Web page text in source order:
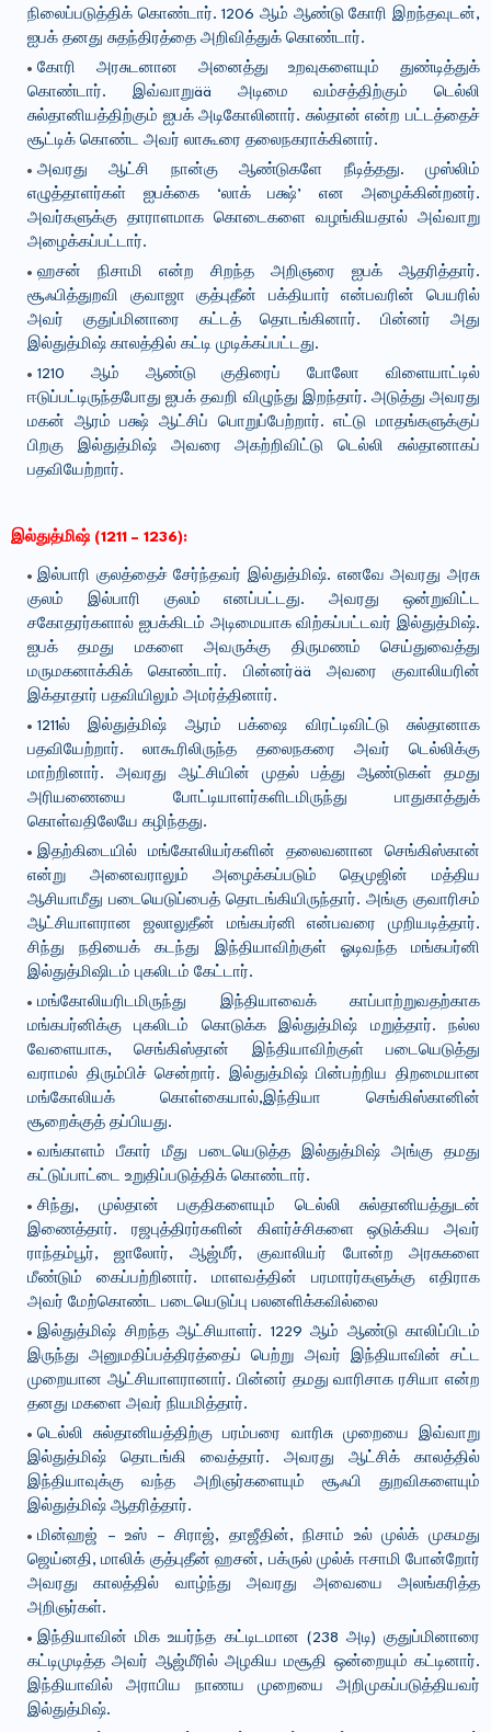
நிலைப்படுத்திக் கொண்டார். 1206 ஆம் ஆண்டு கோரி இறந்தவுடன்,
ஐபக் தனது சுதந்திரத்தை அறிவித்துக் கொண்டார்.
கோரி அரசுடனான அனைத்து உறவுகளையும் துண்டித்துக்
கொண்டார். இவ்வாறுää அடிமை வம்சத்திற்கும் டெல்லி
சுல்தானியத்திற்கும் ஐபக் அடிகோலினார். சுல்தான் என்ற பட்டத்தைச்
சூட்டிக் கொண்ட அவர் லாகூரை தலைநகராக்கினார்.
அவரது ஆட்சி நான்கு ஆண்டுகளே நீடித்தது. முஸ்லிம்
எழுத்தாளர்கள் ஐபக்கை ‘லாக் பக்ஷ்’ என அழைக்கின்றனர்.
அவர்களுக்கு தாராளமாக கொடைகளை வழங்கியதால் அவ்வாறு
அழைக்கப்பட்டார்.
ஹசன் நிசாமி என்ற சிறந்த அறிஞரை ஐபக் ஆதரித்தார்.
சூஃபித்துறவி குவாஜா குத்புதீன் பக்தியார் என்பவரின் பெயரில்
அவர் குதுப்மினாரை கட்டத் தொடங்கினார். பின்னர் அது
இல்துத்மிஷ் காலத்தில் கட்டி முடிக்கப்பட்டது.
1210 ஆம் ஆண்டு குதிரைப் போலோ விளையாட்டில்
ஈடுப்பட்டிருந்தபோது ஐபக் தவறி விழுந்து இறந்தார். அடுத்து அவரது
மகன் ஆரம் பக்ஷ் ஆட்சிப் பொறுப்பேற்றார். எட்டு மாதங்களுக்குப்
பிறகு இல்துத்மிஷ் அவரை அகற்றிவிட்டு டெல்லி சுல்தானாகப்
பதவியேற்றார்.
இல்துத்மிஷ் (1211 – 1236):
இல்பாரி குலத்தைச் சேர்ந்தவர் இல்துத்மிஷ். எனவே அவரது அரசு
குலம் இல்பாரி குலம் எனப்பட்டது. அவரது ஒன்றுவிட்ட
சகோதரர்களால் ஐபக்கிடம் அடிமையாக விற்கப்பட்டவர் இல்துத்மிஷ்.
ஐபக் தமது மகளை அவருக்கு திருமணம் செய்துவைத்து
மருமகனாக்கிக் கொண்டார். பின்னர்ää அவரை குவாலியரின்
இக்தாதார் பதவியிலும் அமர்த்தினார்.
1211ல் இல்துத்மிஷ் ஆரம் பக்ஷை விரட்டிவிட்டு சுல்தானாக
பதவியேற்றார். லாகூரிலிருந்த தலைநகரை அவர் டெல்லிக்கு
மாற்றினார். அவரது ஆட்சியின் முதல் பத்து ஆண்டுகள் தமது
அரியணையை போட்டியாளர்களிடமிருந்து பாதுகாத்துக்
கொள்வதிலேயே கழிந்தது.
இதற்கிடையில் மங்கோலியர்களின் தலைவனான செங்கிஸ்கான்
என்று அனைவராலும் அழைக்கப்படும் தெமுஜின் மத்திய
ஆசியாமீது படையெடுப்பைத் தொடங்கியிருந்தார். அங்கு குவாரிசம்
ஆட்சியாளரான ஜலாலுதீன் மங்கபர்னி என்பவரை முறியடித்தார்.
சிந்து நதியைக் கடந்து இந்தியாவிற்குள் ஓடிவந்த மங்கபர்னி
இல்துத்மிஷிடம் புகலிடம் கேட்டார்.
மங்கோலியரிடமிருந்து இந்தியாவைக் காப்பாற்றுவதற்காக
மங்கபர்னிக்கு புகலிடம் கொடுக்க இல்துத்மிஷ் மறுத்தார். நல்ல
வேளையாக, செங்கிஸ்தான் இந்தியாவிற்குள் படையெடுத்து
வராமல் திரும்பிச் சென்றார். இல்துத்மிஷ் பின்பற்றிய திறமையான
மங்கோலியக் கொள்கையால்,இந்தியா செங்கிஸ்கானின்
சூறைக்குத் தப்பியது.
வங்காளம் பீகார் மீது படையெடுத்த இல்துத்மிஷ் அங்கு தமது
கட்டுப்பாட்டை உறுதிப்படுத்திக் கொண்டார்.
சிந்து, முல்தான் பகுதிகளையும் டெல்லி சுல்தானியத்துடன்
இணைத்தார். ரஜபுத்திரர்களின் கிளர்ச்சிகளை ஒடுக்கிய அவர்
ராந்தம்பூர், ஜாலோர், ஆஜ்மீர், குவாலியர் போன்ற அரசுகளை
மீண்டும் கைப்பற்றினார். மாளவத்தின் பரமாரர்களுக்கு எதிராக
அவர் மேற்கொண்ட படையெடுப்பு பலனளிக்கவில்லை
இல்துத்மிஷ் சிறந்த ஆட்சியாளர். 1229 ஆம் ஆண்டு காலிப்பிடம்
இருந்து அனுமதிப்பத்திரத்தைப் பெற்று அவர் இந்தியாவின் சட்ட
முறையான ஆட்சியாளரானார். பின்னர் தமது வாரிசாக ரசியா என்ற
தனது மகளை அவர் நியமித்தார்.
டெல்லி சுல்தானியத்திற்கு பரம்பரை வாரிசு முறையை இவ்வாறு
இல்துத்மிஷ் தொடங்கி வைத்தார். அவரது ஆட்சிக் காலத்தில்
இந்தியாவுக்கு வந்த அறிஞர்களையும் சூஃபி துறவிகளையும்
இல்துத்மிஷ் ஆதரித்தார்.
மின்ஹஜ் – உஸ் – சிராஜ், தாஜீதின், நிசாம் உல் முல்க் முகமது
ஜெய்னதி, மாலிக் குத்புதீன் ஹசன், பக்ருல் முல்க் ஈசாமி போன்றோர்
அவரது காலத்தில் வாழ்ந்து அவரது அவையை அலங்கரித்த
அறிஞர்கள்.
இந்தியாவின் மிக உயர்ந்த கட்டிடமான (238 அடி) குதுப்மினாரை
கட்டிமுடித்த அவர் ஆஜ்மீரில் அழகிய மசூதி ஒன்றையும் கட்டினார்.
இந்தியாவில் அராபிய நாணய முறையை அறிமுகப்படுத்தியவர்
இல்துத்மிஷ்.